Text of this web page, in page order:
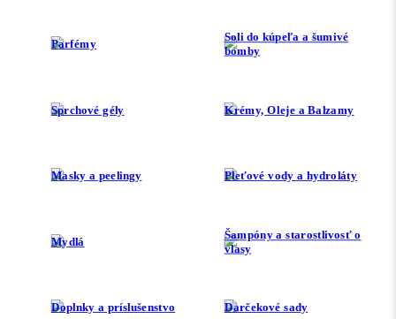
Parfémy
Soli do kúpeľa a šumivé
bomby
Sprchové gély Krémy, Oleje a Balzamy
Masky a peelingy Pleťové vody a hydroláty
Mydlá
Šampóny a starostlivosť o
vlasy
Doplnky a príslušenstvo Darčekové sady